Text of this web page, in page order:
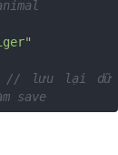
// lưu lại dữ
save